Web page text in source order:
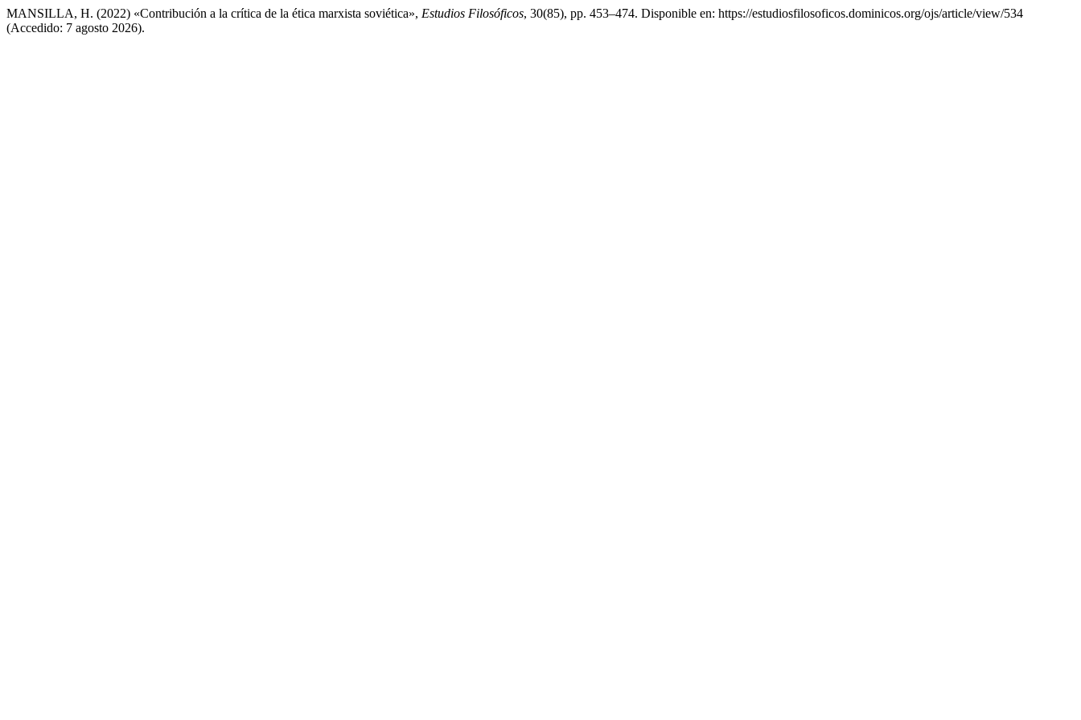
MANSILLA, H. (2022) «Contribución a la crítica de la ética marxista soviética», Estudios Filosóficos, 30(85), pp. 453–474. Disponible en: https://estudiosfilosoficos.dominicos.org/ojs/article/view/534
(Accedido: 7 agosto 2026).